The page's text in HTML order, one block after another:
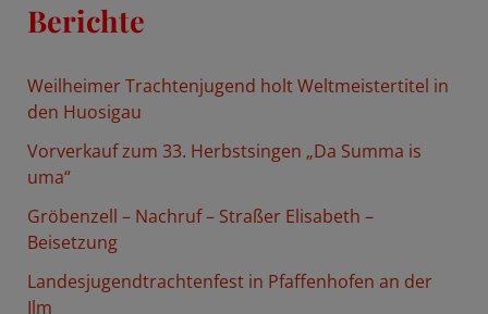
e
n
:
Berichte
Weilheimer Trachtenjugend holt Weltmeistertitel in
den Huosigau
Vorverkauf zum 33. Herbstsingen „Da Summa is
uma“
Gröbenzell – Nachruf – Straßer Elisabeth –
Beisetzung
Landesjugendtrachtenfest in Pfaffenhofen an der
Ilm